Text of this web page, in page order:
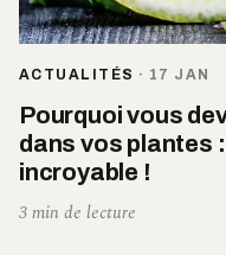
ACTUALITÉS · 17 JAN
Pourquoi vous
dans vos plantes
incroyable !
3 min de lecture